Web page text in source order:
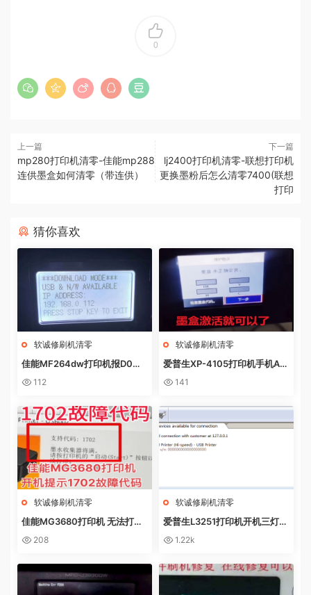
0
上一篇
mp280打印机清零-佳能mp288
连供墨盒如何清零（带连供）
下一篇
lj2400打印机清零-联想打印机
更换墨粉后怎么清零7400(联想
打印
猜你喜欢
软诚修刷机清零
佳能MF264dw打印机报D0W
NL0AD MODE快速解决方法
112
软诚修刷机清零
爱普生XP-4105打印机手机AP
P上点了更新固件之后不识别墨
141
软诚修刷机清零
佳能MG3680打印机 无法打印
电脑提示错误代码5B02 废墨收
208
软诚修刷机清零
爱普生L3251打印机开机三灯长
亮 无自检动作
1.22k